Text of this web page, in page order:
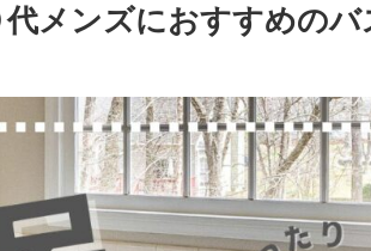
代メンズにおすすめの